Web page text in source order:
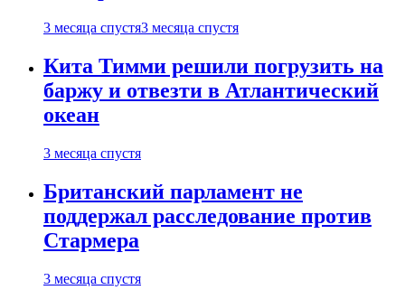
3 месяца спустя3 месяца спустя
Кита Тимми решили погрузить на
баржу и отвезти в Атлантический
океан
3 месяца спустя
Британский парламент не
поддержал расследование против
Стармера
3 месяца спустя